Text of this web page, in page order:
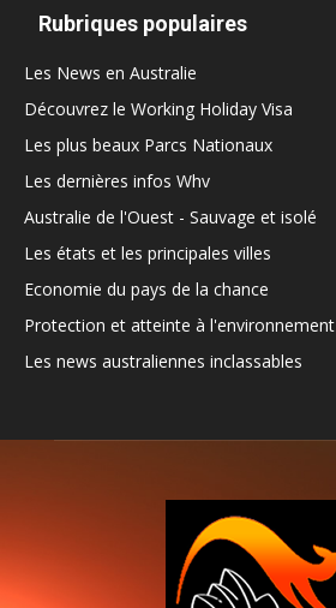
Rubriques populaires
Les News en Australie
Découvrez le Working Holiday Visa
Les plus beaux Parcs Nationaux
Les dernières infos Whv
Australie de l'Ouest - Sauvage et isolé
Les états et les principales villes
Economie du pays de la chance
Protection et atteinte à l'environnement
Les news australiennes inclassables